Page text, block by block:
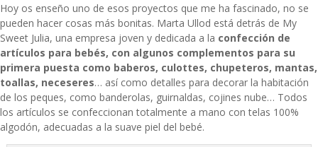
Hoy os enseño uno de esos proyectos que me ha fascinado, no se
pueden hacer cosas más bonitas. Marta Ullod está detrás de My
Sweet Julia, una empresa joven y dedicada a la confección de
artículos para bebés, con algunos complementos para su
primera puesta como baberos, culottes, chupeteros, mantas,
toallas, neceseres… así como detalles para decorar la habitación
de los peques, como banderolas, guirnaldas, cojines nube… Todos
los artículos se confeccionan totalmente a mano con telas 100%
algodón, adecuadas a la suave piel del bebé.